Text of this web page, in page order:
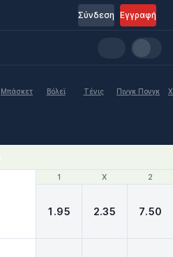
Εγγραφή
Σύνδεση
Μπάσκετ Βόλεϊ Τένις Πινγκ Πονγκ
1 X 2
1 X 2
1.95 2.35 7.50